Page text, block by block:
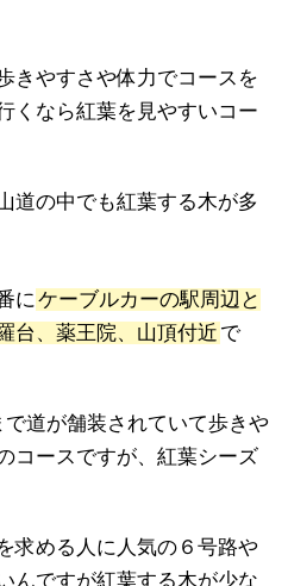
きやすさや体力でコースを
くなら紅葉を見やすいコー
道の中でも紅葉する木が多
にケーブルカーの駅周辺と
台、薬王院、山頂付近 で
道が舗装されていて歩きや
コースですが、紅葉シーズ
求める人に人気の６号路や
んですが紅葉する木が少な